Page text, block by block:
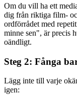
Om du vill ha ett
dig från riktiga film-
ordförrådet med
minne sen", är precis
oändligt.
Steg 2: Fånga
Lägg inte till varje
igen: